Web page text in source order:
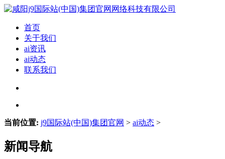
首页
关于我们
ai资讯
ai动态
联系我们
当前位置: j9国际站(中国)集团官网 > ai动态 >
新闻导航